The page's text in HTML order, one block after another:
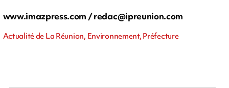
www.imazpress.com /redac@ipreunion.com
Actualité de La Réunion, Environnement, Préfecture